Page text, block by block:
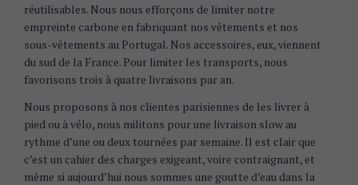
réutilisables. Nous nous efforçons de limiter notre
empreinte carbone en fabriquant nos vêtements et nos
sous-vêtements au Portugal. Nos accessoires, eux, viennent
du sud de la France. Pour limiter les transports, nous
favorisons trois à quatre livraisons par an.
Nous proposons à nos clientes parisiennes de les livrer à
pied ou à vélo, nous militons pour une livraison slow au
rythme d’une ou deux tournées par semaine. Il est clair que
c’est un cahier des charges exigeant, voire contraignant, et
même si aujourd’hui nous sommes une goutte d’eau dans la